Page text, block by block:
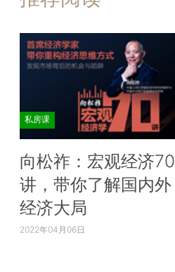
私房课
向松祚：宏观经济70
讲，带你了解国内外
经济大局
2022年04月06日